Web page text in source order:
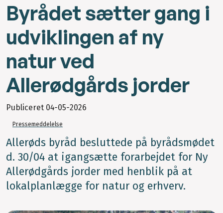
Byrådet sætter gang i
udviklingen af ny
natur ved
Allerødgårds jorder
Publiceret 04-05-2026
Pressemeddelelse
Allerøds byråd besluttede på byrådsmødet
d. 30/04 at igangsætte forarbejdet for Ny
Allerødgårds jorder med henblik på at
lokalplanlægge for natur og erhverv.